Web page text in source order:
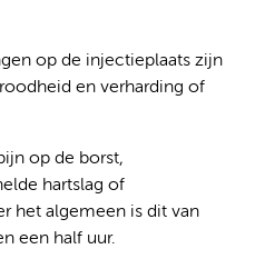
op de injectieplaats zijn
en verharding of
op de borst,
hartslag of
het algemeen is dit van
een half uur.